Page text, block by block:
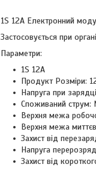
1S 12A Електронний
Застосовується при
Параметри:
1S 12A
Продукт Розміри:
Напруга при
Споживаний
Верхня межа
Верхня межа
Захист від
Напруга
Захист від